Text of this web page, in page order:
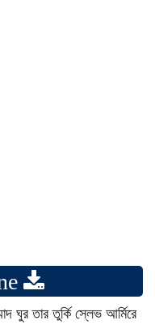
ঘুর তার তুর্কি স্লেভ আর্মিরে